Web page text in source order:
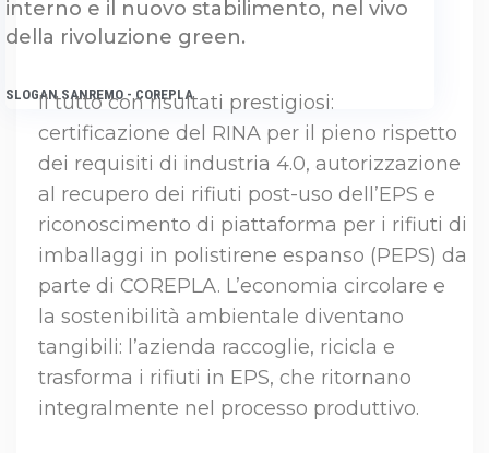
interno e il nuovo stabilimento, nel vivo
della rivoluzione green.
SLOGAN SANREMO - COREPLA
Il tutto con risultati prestigiosi:
certificazione del RINA per il pieno rispetto
dei requisiti di industria 4.0, autorizzazione
al recupero dei rifiuti post-uso dell’EPS e
riconoscimento di piattaforma per i rifiuti di
imballaggi in polistirene espanso (PEPS) da
parte di COREPLA. L’economia circolare e
la sostenibilità ambientale diventano
tangibili: l’azienda raccoglie, ricicla e
trasforma i rifiuti in EPS, che ritornano
integralmente nel processo produttivo.